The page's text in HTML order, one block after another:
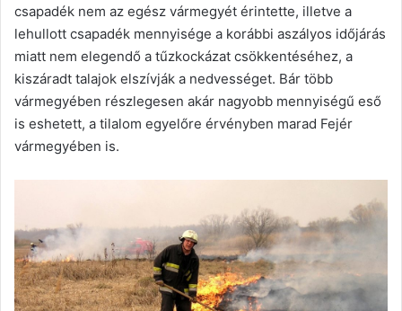
csapadék nem az egész vármegyét érintette, illetve a
lehullott csapadék mennyisége a korábbi aszályos időjárás
miatt nem elegendő a tűzkockázat csökkentéséhez, a
kiszáradt talajok elszívják a nedvességet. Bár több
vármegyében részlegesen akár nagyobb mennyiségű eső
is eshetett, a tilalom egyelőre érvényben marad Fejér
vármegyében is.